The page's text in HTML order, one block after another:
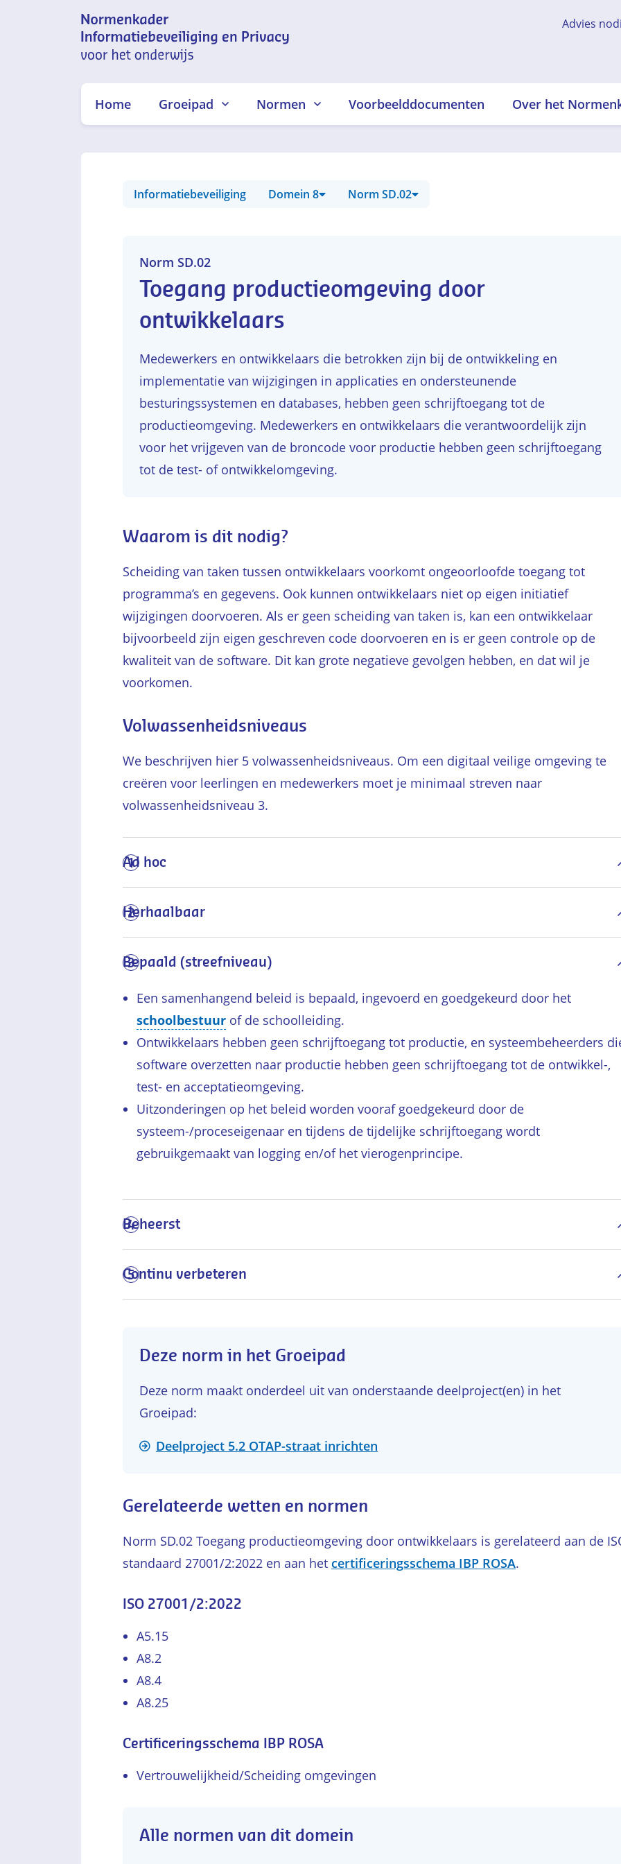
informatiebeveiliging en
privacy voor het onderwijs
Advies
Home Groeipad Normen Voorbeelddocumenten Over het
Informatiebeveiliging Domein 8 Norm SD.02
Norm SD.02
Toegang productieomgeving door
ontwikkelaars
Medewerkers en ontwikkelaars die betrokken zijn bij de ontwikkeling en
implementatie van wijzigingen in applicaties en ondersteunende
besturingssystemen en databases, hebben geen schrijftoegang tot de
productieomgeving. Medewerkers en ontwikkelaars die verantwoordelijk zijn
voor het vrijgeven van de broncode voor productie hebben geen schrijftoegang
tot de test- of ontwikkelomgeving.
Waarom is dit nodig?
Scheiding van taken tussen ontwikkelaars voorkomt ongeoorloofde toegang tot
programma’s en gegevens. Ook kunnen ontwikkelaars niet op eigen initiatief
wijzigingen doorvoeren. Als er geen scheiding van taken is, kan een ontwikkelaar
bijvoorbeeld zijn eigen geschreven code doorvoeren en is er geen controle op de
kwaliteit van de software. Dit kan grote negatieve gevolgen hebben, en dat wil je
voorkomen.
Volwassenheidsniveaus
We beschrijven hier 5 volwassenheidsniveaus. Om een digitaal veilige omgeving te
creëren voor leerlingen en medewerkers moet je minimaal streven naar
volwassenheidsniveau 3.
1
Ad hoc
2
Herhaalbaar
3
Bepaald (streefniveau)
Een samenhangend beleid is bepaald, ingevoerd en goedgekeurd door het
schoolbestuur of de schoolleiding.
Ontwikkelaars hebben geen schrijftoegang tot productie, en systeembeheerders
software overzetten naar productie hebben geen schrijftoegang tot de ontwikkel-,
test- en acceptatieomgeving.
Uitzonderingen op het beleid worden vooraf goedgekeurd door de
systeem-/proceseigenaar en tijdens de tijdelijke schrijftoegang wordt
gebruikgemaakt van logging en/of het vierogenprincipe.
4
Beheerst
5
Continu verbeteren
Deze norm in het Groeipad
Deze norm maakt onderdeel uit van onderstaande deelproject(en) in het
Groeipad:
Deelproject 5.2 OTAP-straat inrichten
Gerelateerde wetten en normen
Norm SD.02 Toegang productieomgeving door ontwikkelaars is gerelateerd aan de
standaard 27001/2:2022 en aan het certificeringsschema IBP ROSA.
ISO 27001/2:2022
A5.15
A8.2
A8.4
A8.25
Certificeringsschema IBP ROSA
Vertrouwelijkheid/Scheiding omgevingen
Alle normen van dit domein